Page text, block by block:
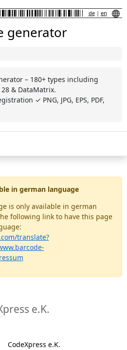
de| en
generator
– 180+ types including
& DataMatrix.
✓ PNG, JPG, EPS, PDF,
in german language
is only available in german
following link to have this page
translate?
e.K.
CodeXpress e.K.